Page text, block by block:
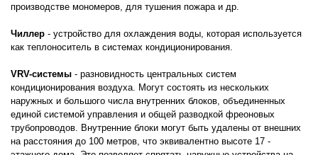
производстве мономеров, для тушения пожара и др.
Чиллер - устройство для охлаждения воды, которая используется
как теплоноситель в системах кондиционирования.
VRV-системы - разновидность центральных систем
кондиционирования воздуха. Могут состоять из нескольких
наружных и большого числа внутренних блоков, объединенных
единой системой управления и общей разводкой фреоновых
трубопроводов. Внутренние блоки могут быть удалены от внешних
на расстояния до 100 метров, что эквивалентно высоте 17 -